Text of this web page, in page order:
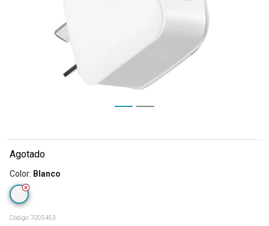
Agotado
Color: Blanco
Código:7005453